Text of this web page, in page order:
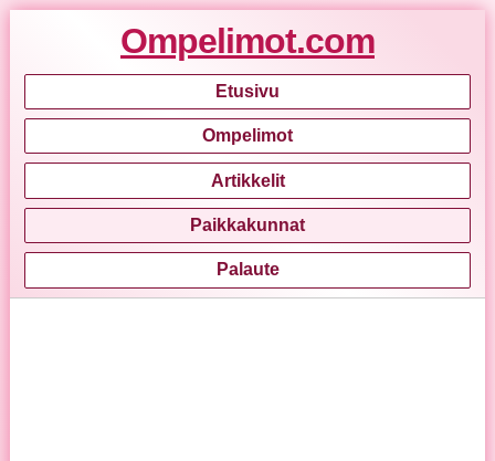
Ompelimot.com
Etusivu
Ompelimot
Artikkelit
Paikkakunnat
Palaute